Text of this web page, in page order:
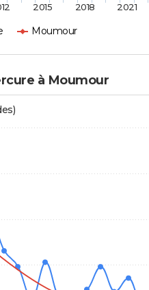
Moumour
2015 2018 2021
à Moumour